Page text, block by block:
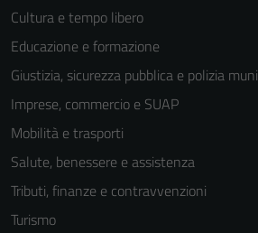
Cultura e tempo libero
Educazione e formazione
Giustizia, sicurezza pubblica e polizia
Imprese, commercio e SUAP
Mobilità e trasporti
Salute, benessere e assistenza
Tributi, finanze e contravvenzioni
Turismo